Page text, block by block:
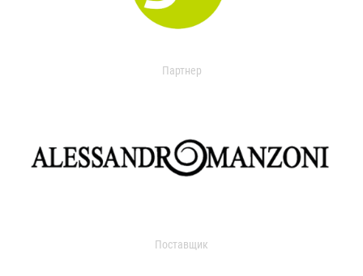
Партнер
Поставщик